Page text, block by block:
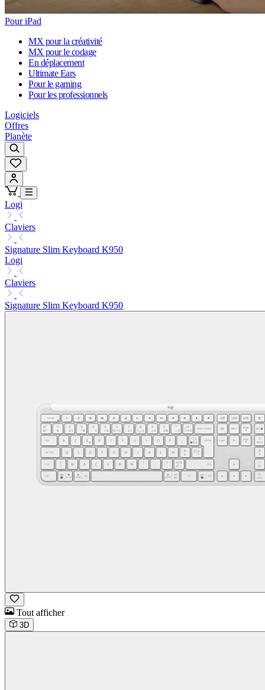
Pour iPad
MX pour la créativité
MX pour le codage
En déplacement
Ultimate Ears
Pour le gaming
Pour les professionnels
Logiciels
Offres
Planète
Logi
Claviers
Signature Slim Keyboard K950
Logi
Claviers
Signature Slim Keyboard K950
Tout afficher
3D